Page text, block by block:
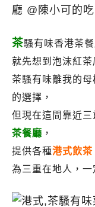
茶騷有味香港茶
就先想到泡沫紅茶
茶騷有味離我的母
的選擇，
但現在這間靠近
茶餐廳 ，
提供各種港式飲茶
為三重在地人，一